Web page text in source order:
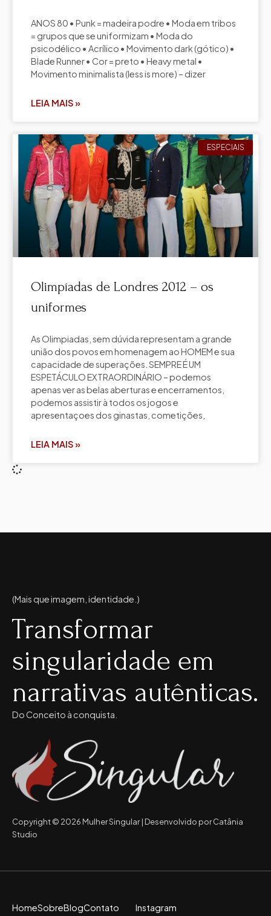
ANOS 80 • Punk = madeira podre • Moda em tribos
= grupos que se uniformizam • Moda do
psicodélico • Acrílico • Movimento dark (gótico) •
Blade Runner • Cor = preto • Heavy metal •
Movimento minimalista (less is more) – dizer
LEIA MAIS »
ESPECIAIS
Olimpíadas de Londres 2012 – os
uniformes
As Olimpiadas, sem dúvida representam a grande
união dos povos em homenagem ao HOMEM e sua
capacidade de superações. SEMPRE É UM
ESPETÁCULO EXTRAORDINÁRIO – podemos
apenas ver as belas aberturas e encerramentos,
podemos assistir à todos os jogos e
apresentaçoes dos ginastas, cometições,
LEIA MAIS »
(Mais que imagem, identidade.)
Transformar
singularidade em
narrativas autênticas.
Do Conceito à conquista.
Copyright © 2026 Mulher Singular | Desenvolvido por Catânia
Studio
HomeSobreBlogContato Instagram